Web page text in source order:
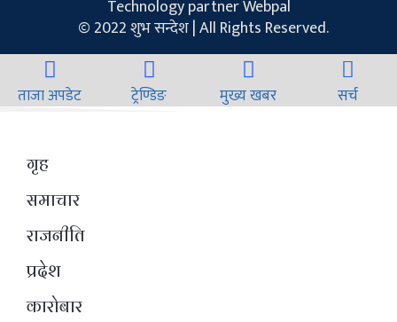
© 2022 शुभ सन्देश | All Rights Reserved.
Technology partner Webpal
ताजा अपडेट ट्रेण्डिङ मुख्य खबर सर्च
गृह
समाचार
राजनीति
प्रदेश
कारोबार